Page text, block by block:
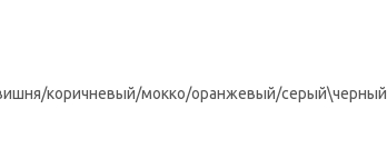
коричневый/мокко/оранжевый/серый\черный